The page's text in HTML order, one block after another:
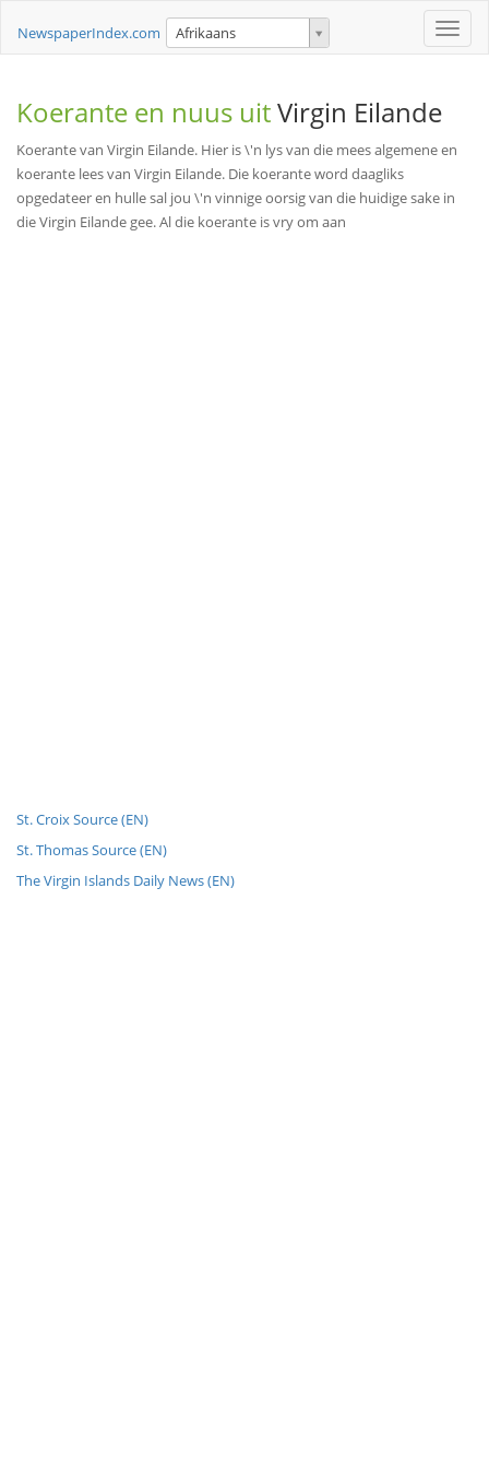
Toggle
NewspaperIndex.com Afrikaans
Koerante en nuus uitVirgin Eilande
Koerante van Virgin Eilande. Hier is \'n lys van die mees algemene en
koerante lees van Virgin Eilande. Die koerante word daagliks
opgedateer en hulle sal jou \'n vinnige oorsig van die huidige sake in
die Virgin Eilande gee. Al die koerante is vry om aan
St. Croix Source (EN)
St. Thomas Source (EN)
The Virgin Islands Daily News (EN)